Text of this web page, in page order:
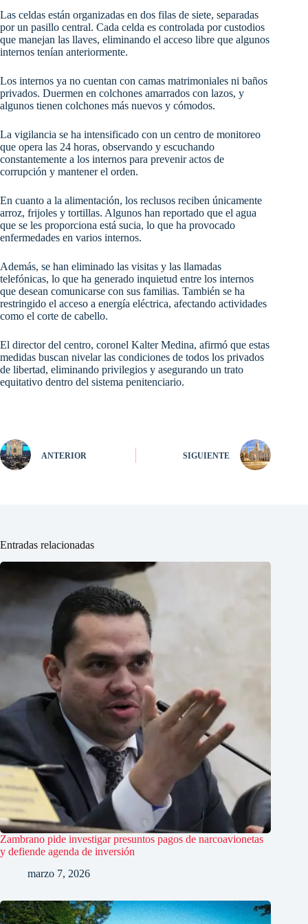
Las celdas están organizadas en dos filas de siete, separadas
por un pasillo central. Cada celda es controlada por custodios
que manejan las llaves, eliminando el acceso libre que algunos
internos tenían anteriormente.
Los internos ya no cuentan con camas matrimoniales ni baños
privados. Duermen en colchones amarrados con lazos, y
algunos tienen colchones más nuevos y cómodos.
La vigilancia se ha intensificado con un centro de monitoreo
que opera las 24 horas, observando y escuchando
constantemente a los internos para prevenir actos de
corrupción y mantener el orden.
En cuanto a la alimentación, los reclusos reciben únicamente
arroz, frijoles y tortillas. Algunos han reportado que el agua
que se les proporciona está sucia, lo que ha provocado
enfermedades en varios internos.
Además, se han eliminado las visitas y las llamadas
telefónicas, lo que ha generado inquietud entre los internos
que desean comunicarse con sus familias. También se ha
restringido el acceso a energía eléctrica, afectando actividades
como el corte de cabello.
El director del centro, coronel Kalter Medina, afirmó que estas
medidas buscan nivelar las condiciones de todos los privados
de libertad, eliminando privilegios y asegurando un trato
equitativo dentro del sistema penitenciario.
ANTERIOR SIGUIENTE
Entradas relacionadas
Zambrano pide investigar presuntos pagos de narcoavionetas
y defiende agenda de inversión
marzo 7, 2026